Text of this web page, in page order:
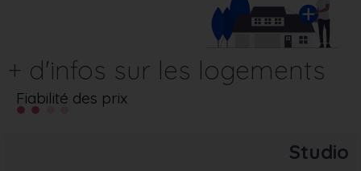
+ d'infos sur les logements
Fiabilité des prix
Studio